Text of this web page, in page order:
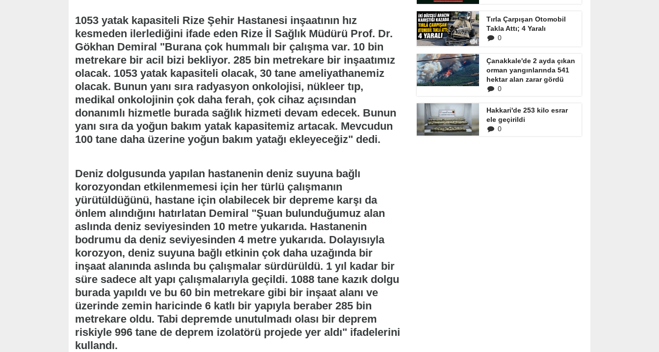
1053 yatak kapasiteli Rize Şehir Hastanesi inşaatının hız
kesmeden ilerlediğini ifade eden Rize İl Sağlık Müdürü Prof. Dr.
Gökhan Demiral "Burana çok hummalı bir çalışma var. 10 bin
metrekare bir acil bizi bekliyor. 285 bin metrekare bir inşaatımız
olacak. 1053 yatak kapasiteli olacak, 30 tane ameliyathanemiz
olacak. Bunun yanı sıra radyasyon onkolojisi, nükleer tıp,
medikal onkolojinin çok daha ferah, çok cihaz açısından
donanımlı hizmetle burada sağlık hizmeti devam edecek. Bunun
yanı sıra da yoğun bakım yatak kapasitemiz artacak. Mevcudun
100 tane daha üzerine yoğun bakım yatağı ekleyeceğiz" dedi.
Deniz dolgusunda yapılan hastanenin deniz suyuna bağlı
korozyondan etkilenmemesi için her türlü çalışmanın
yürütüldüğünü, hastane için olabilecek bir depreme karşı da
önlem alındığını hatırlatan Demiral "Şuan bulunduğumuz alan
aslında deniz seviyesinden 10 metre yukarıda. Hastanenin
bodrumu da deniz seviyesinden 4 metre yukarıda. Dolayısıyla
korozyon, deniz suyuna bağlı etkinin çok daha uzağında bir
inşaat alanında aslında bu çalışmalar sürdürüldü. 1 yıl kadar bir
süre sadece alt yapı çalışmalarıyla geçildi. 1088 tane kazık dolgu
burada yapıldı ve bu 60 bin metrekare gibi bir inşaat alanı ve
üzerinde zemin haricinde 6 katlı bir yapıyla beraber 285 bin
metrekare oldu. Tabi depremde unutulmadı olası bir deprem
riskiyle 996 tane de deprem izolatörü projede yer aldı" ifadelerini
kullandı.
Tırla Çarpışan Otomobil
Takla Attı; 4 Yaralı
0
Çanakkale'de 2 ayda çıkan
orman yangınlarında 541
hektar alan zarar gördü
0
Hakkari'de 253 kilo esrar
ele geçirildi
0